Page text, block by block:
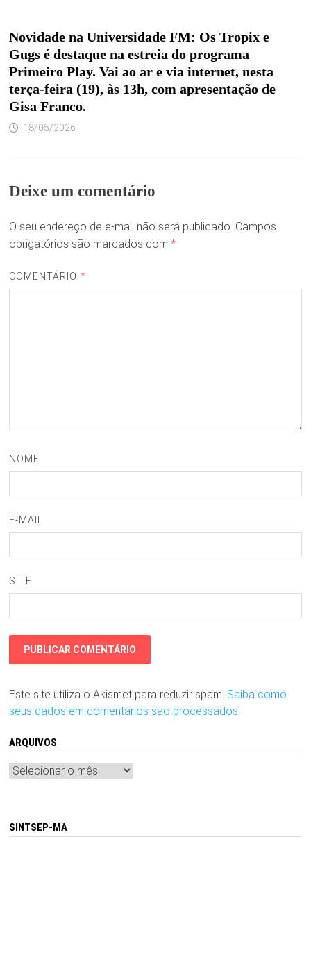
Novidade na Universidade FM: Os Tropix e
Gugs é destaque na estreia do programa
Primeiro Play. Vai ao ar e via internet, nesta
terça-feira (19), às 13h, com apresentação de
Gisa Franco.
18/05/2026
Deixe um comentário
O seu endereço de e-mail não será publicado. Campos
obrigatórios são marcados com *
COMENTÁRIO *
NOME
E-MAIL
SITE
Este site utiliza o Akismet para reduzir spam. Saiba como
seus dados em comentários são processados.
ARQUIVOS
Arquivos
SINTSEP-MA